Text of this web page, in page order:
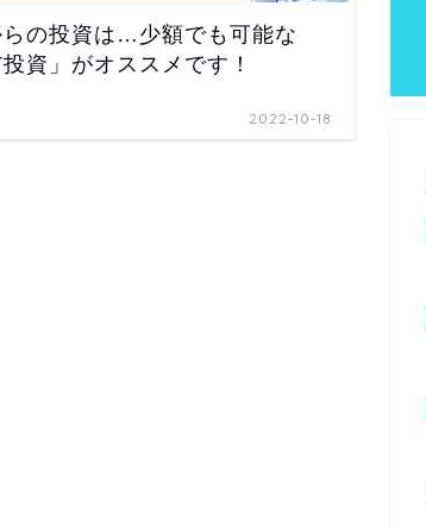
らの投資は…少額でも可能な
投資」がオススメです！
2022-10-18